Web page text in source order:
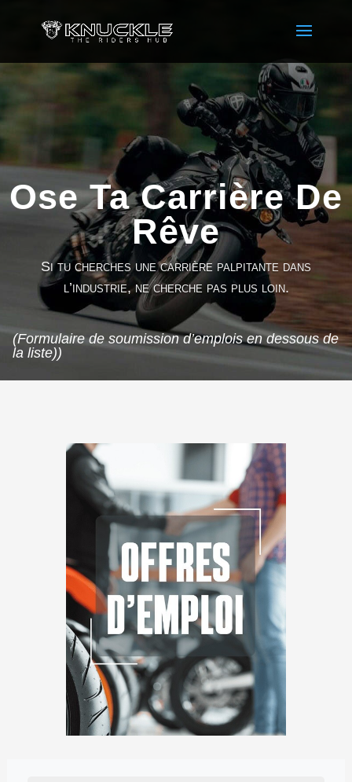
Ose Ta Carrière De
Rêve
Si tu cherches une carrière palpitante dans
l’industrie, ne cherche pas plus loin.
(Formulaire de soumission d’emplois en dessous de
la liste))